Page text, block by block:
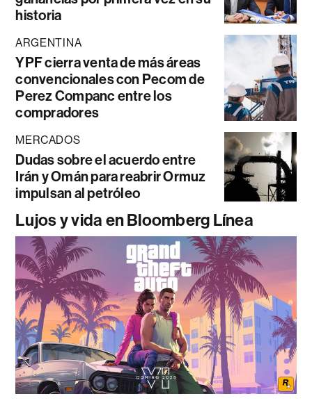
historia
ARGENTINA
YPF cierra venta de más áreas
convencionales con Pecom de
Perez Companc entre los
compradores
MERCADOS
Dudas sobre el acuerdo entre
Irán y Omán para reabrir Ormuz
impulsan al petróleo
Lujos y vida en Bloomberg Línea